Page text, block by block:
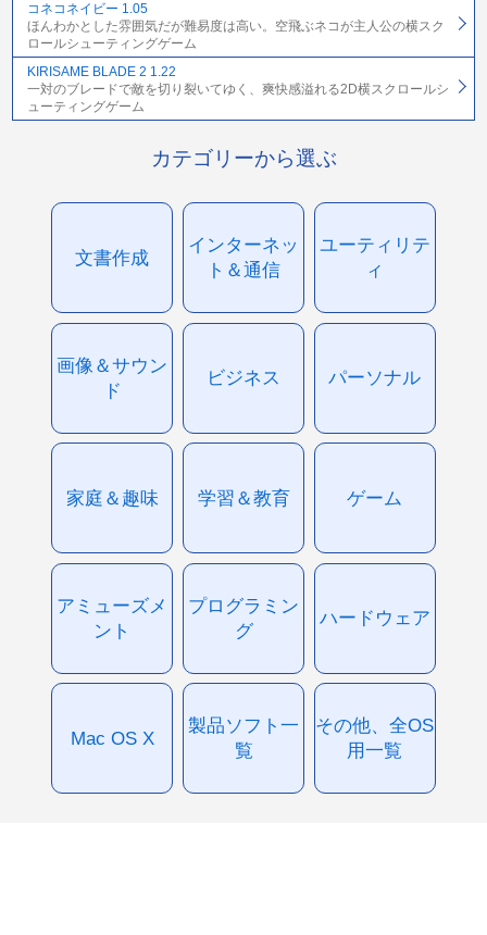
コネコネイビー 1.05
ほんわかとした雰囲気だが難易度は高い。空飛ぶネコが主人公の横スク
ロールシューティングゲーム
KIRISAME BLADE 2 1.22
一対のブレードで敵を切り裂いてゆく、爽快感溢れる2D横スクロールシ
ューティングゲーム
カテゴリーから選ぶ
文書作成
インターネッ
ト＆通信
ユーティリテ
ィ
画像＆サウン
ド
ビジネス パーソナル
家庭＆趣味 学習＆教育 ゲーム
アミューズメ
ント
プログラミン
グ
ハードウェア
Mac OS X
製品ソフト一
覧
その他、全OS
用一覧